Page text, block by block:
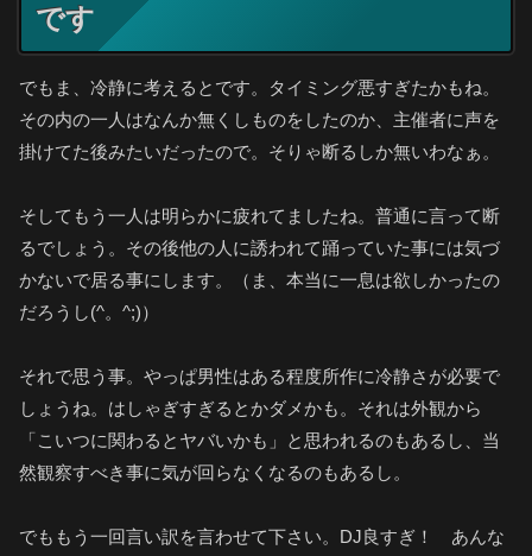
です
でもま、冷静に考えるとです。タイミング悪すぎたかもね。
その内の一人はなんか無くしものをしたのか、主催者に声を
掛けてた後みたいだったので。そりゃ断るしか無いわなぁ。
そしてもう一人は明らかに疲れてましたね。普通に言って断
るでしょう。その後他の人に誘われて踊っていた事には気づ
かないで居る事にします。（ま、本当に一息は欲しかったの
だろうし(^。^;)）
それで思う事。やっぱ男性はある程度所作に冷静さが必要で
しょうね。はしゃぎすぎるとかダメかも。それは外観から
「こいつに関わるとヤバいかも」と思われるのもあるし、当
然観察すべき事に気が回らなくなるのもあるし。
でももう一回言い訳を言わせて下さい。DJ良すぎ！ あんな